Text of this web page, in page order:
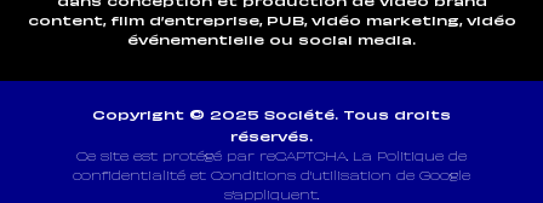
content, film d’entreprise, PUB, vidéo marketing, vidéo
événementielle ou social media.
Copyright © 2025 Société. Tous droits
réservés.
Ce site est protégé par reCAPTCHA. La Politique de
confidentialité et Conditions d’utilisation de Google
s’appliquent.